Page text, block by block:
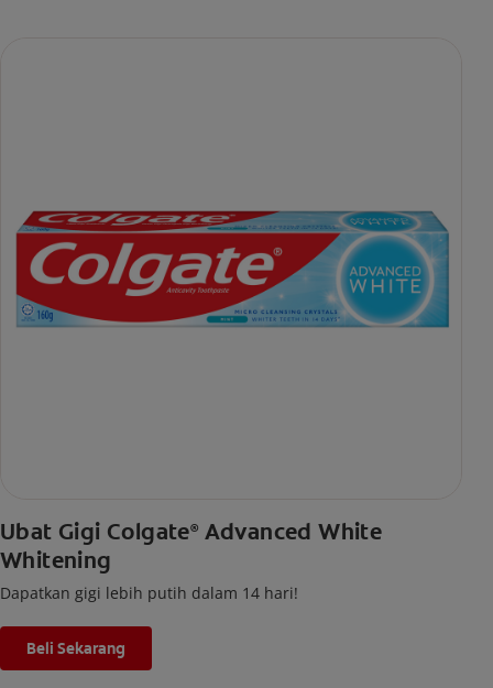
Ubat Gigi Colgate® Advanced White
Whitening
Dapatkan gigi lebih putih dalam 14 hari!
Beli Sekarang